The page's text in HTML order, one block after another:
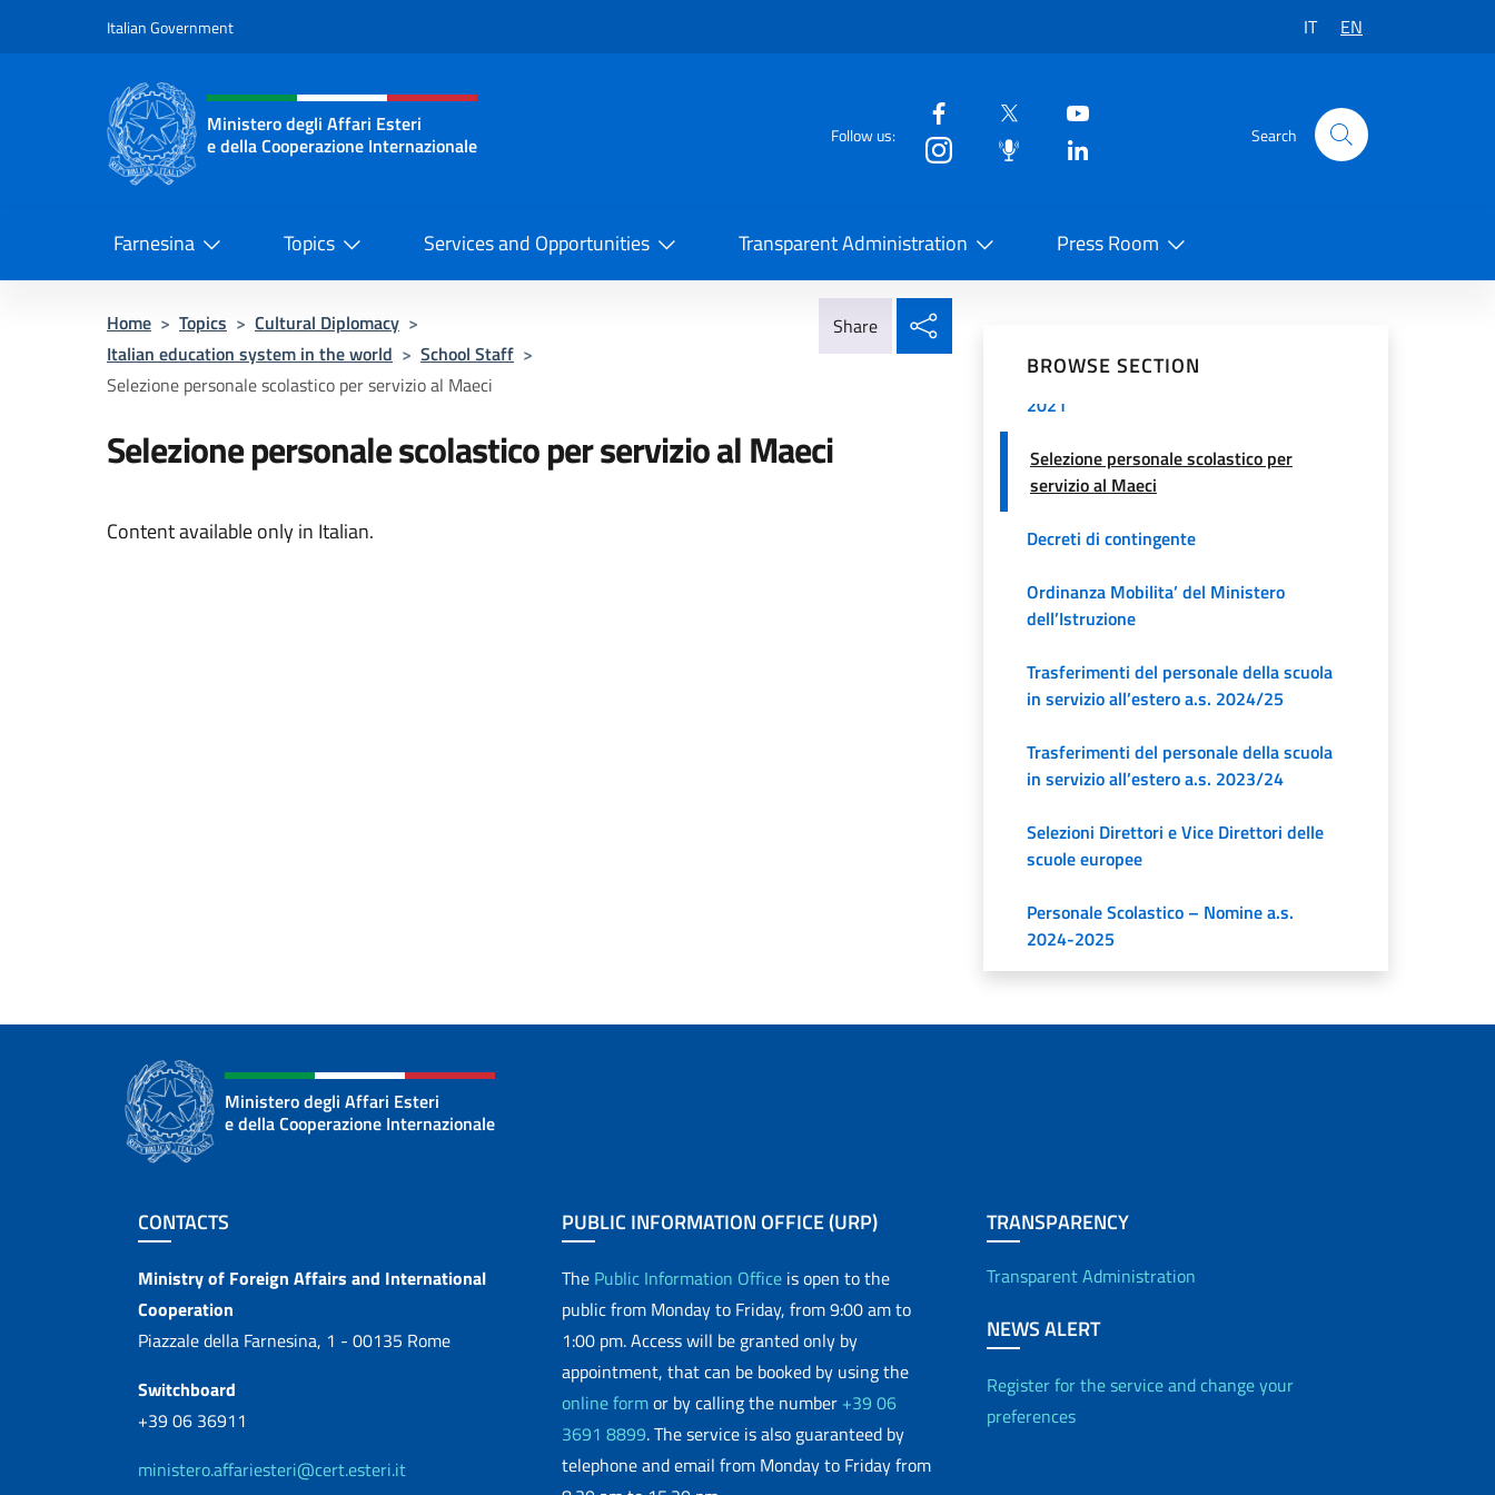
Italian Government IT EN
Header, social and menu of the website
Ministero degli Affari Esteri
e della Cooperazione Internazionale
Follow us: Search
Farnesina Topics Services and Opportunities Transparent Administration Press Room
Home > Topics > Cultural Diplomacy >
Italian education system in the world > School Staff >
Selezione personale scolastico per servizio al Maeci
Share
Selezione personale scolastico per servizio al Maeci
Content available only in Italian.
BROWSE SECTION
Trasferimenti del personale della scuola
Formazione del personale
Assegnazioni temporanee 2020-21
Personale Scolastico - Nomine 2020-
2021
Selezione personale scolastico per
servizio al Maeci
Decreti di contingente
Ordinanza Mobilita’ del Ministero
dell’Istruzione
Trasferimenti del personale della scuola
in servizio all’estero a.s. 2024/25
Trasferimenti del personale della scuola
in servizio all’estero a.s. 2023/24
Selezioni Direttori e Vice Direttori delle
scuole europee
Personale Scolastico – Nomine a.s.
2024-2025
Ministero degli Affari Esteri
e della Cooperazione Internazionale
Footer section
CONTACTS
Contacts
Ministry of Foreign Affairs and International
Cooperation
Piazzale della Farnesina, 1 - 00135 Rome
Switchboard
+39 06 36911
ministero.affariesteri@cert.esteri.it
PUBLIC INFORMATION OFFICE (URP)
The Public Information Office is open to the
public from Monday to Friday, from 9:00 am to
1:00 pm. Access will be granted only by
appointment, that can be booked by using the
online formor by calling the number +39 06
3691 8899. The service is also guaranteed by
telephone and email from Monday to Friday from
TRANSPARENCY
Transparent Administration
NEWS ALERT
Register for the service and change your
preferences